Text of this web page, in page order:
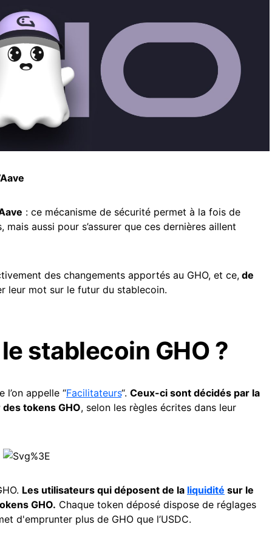
: ce mécanisme de sécurité permet à la fois de
aussi pour s’assurer que ces dernières aillent
des changements apportés au GHO, et ce, de
leur mot sur le futur du stablecoin.
stablecoin GHO ?
appelle “Facilitateurs“. Ceux-ci sont décidés par la
tokens GHO, selon les règles écrites dans leur
Les utilisateurs qui déposent de la liquidité sur le
GHO. Chaque token déposé dispose de réglages
d'emprunter plus de GHO que l’USDC.